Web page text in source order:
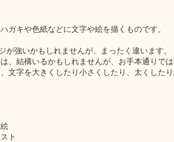
ガキや色紙などに文字や絵を描くものです。
が強いかもしれませんが、まったく違います。
、結構いるかもしれませんが、お手本通りでは
文字を大きくしたり小さくしたり、太くした
ト